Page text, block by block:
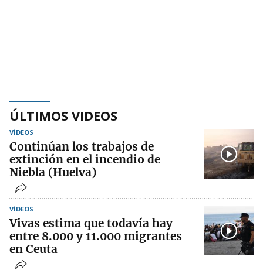
ÚLTIMOS VIDEOS
VÍDEOS
Continúan los trabajos de
extinción en el incendio de
Niebla (Huelva)
VÍDEOS
Vivas estima que todavía hay
entre 8.000 y 11.000 migrantes
en Ceuta